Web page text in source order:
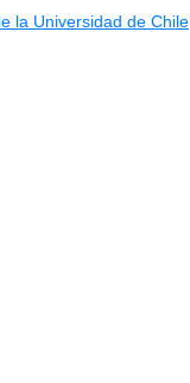
la Universidad de Chile